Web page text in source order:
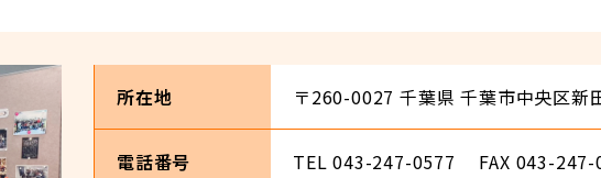
所在地 〒260-0027 千葉県 千葉市中央区新
電話番号 TEL 043-247-0577 FAX 043-247-